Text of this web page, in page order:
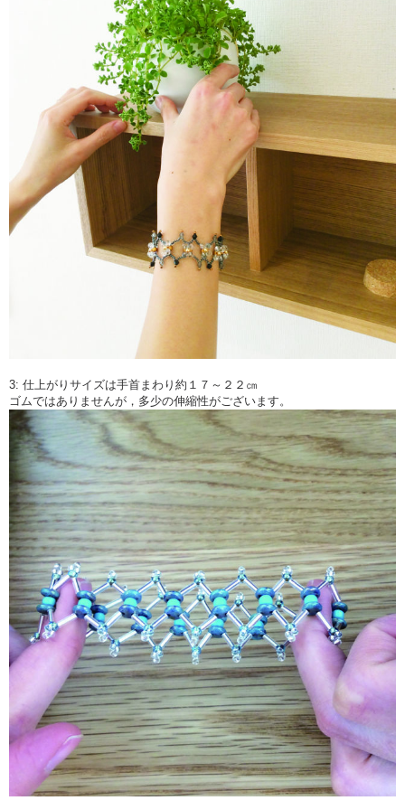
3: 仕上がりサイズは手首まわり約１７～２２㎝
ゴムではありませんが，多少の伸縮性がございます。